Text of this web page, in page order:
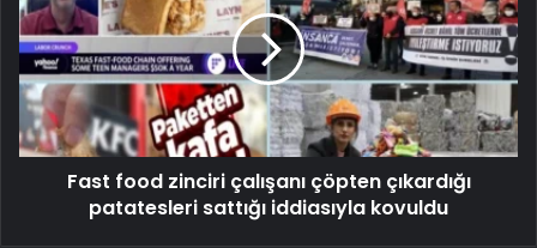
Fast food zinciri çalışanı çöpten çıkardığı
patatesleri sattığı iddiasıyla kovuldu